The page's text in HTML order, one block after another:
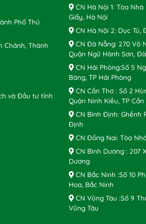
Phố Thủ
Chánh, Thành
và Đầu tư tỉnh
CN Hà Nội 1: Tòa
Giấy, Hà Nội
CN Hà Nội 2: Dục Tú,
CN Đà Nẵng: 270 Võ
Quận Ngũ Hành Sơn,
CN Hải Phòng:Số 5
Bàng, TP Hải Phòng
CN Cần Thơ : Số 2
Quận Ninh Kiều, TP Cần
CN Bình Định: Ghềnh
Định
CN Đồng Nai: Tòa
CN Bình Dương : 207
Dương
CN Bắc Ninh :Số 10
Hoa, Bắc Ninh
CN Vũng Tàu :Số 9
Vũng Tàu